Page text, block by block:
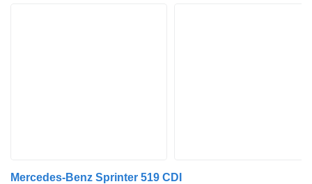
Mercedes-Benz Sprinter 519 CDI